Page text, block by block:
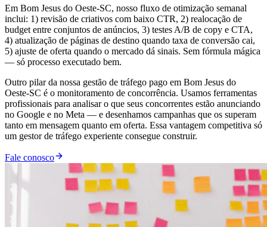
Em Bom Jesus do Oeste-SC, nosso fluxo de otimização semanal
inclui: 1) revisão de criativos com baixo CTR, 2) realocação de
budget entre conjuntos de anúncios, 3) testes A/B de copy e CTA,
4) atualização de páginas de destino quando taxa de conversão cai,
5) ajuste de oferta quando o mercado dá sinais. Sem fórmula mágica
— só processo executado bem.
Outro pilar da nossa gestão de tráfego pago em Bom Jesus do
Oeste-SC é o monitoramento de concorrência. Usamos ferramentas
profissionais para analisar o que seus concorrentes estão anunciando
no Google e no Meta — e desenhamos campanhas que os superam
tanto em mensagem quanto em oferta. Essa vantagem competitiva só
um gestor de tráfego experiente consegue construir.
Fale conosco